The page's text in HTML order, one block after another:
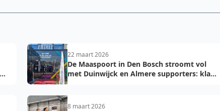
22 maart 2026
De Maaspoort in Den Bosch stroomt vol
met Duinwijck en Almere supporters: klaar
8 maart 2026